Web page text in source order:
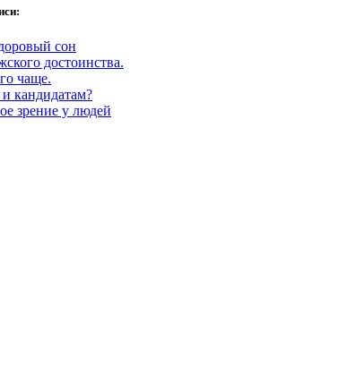
сон
достоинства.
чаще.
кандидатам?
зрение у людей